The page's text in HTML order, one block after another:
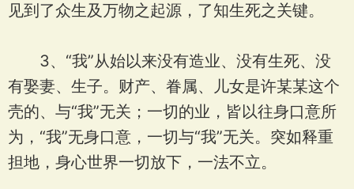
见到了众生及万物之起源，了知生死之关键。
3、“我”从始以来没有造业、没有生死、没
有娶妻、生子。财产、眷属、儿女是许某某这个
壳的、与“我”无关；一切的业，皆以往身口意所
为，“我”无身口意，一切与“我”无关。突如释重
担地，身心世界一切放下，一法不立。